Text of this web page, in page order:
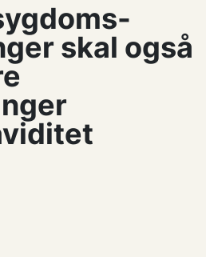
skal også